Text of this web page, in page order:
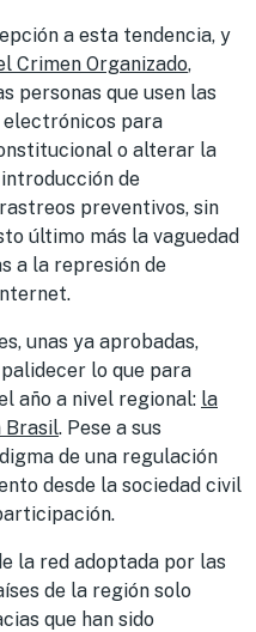
a esta tendencia, y
Crimen Organizado,
personas que usen las
electrónicos para
o alterar la
de
preventivos, sin
último más la vaguedad
a la represión de
unas ya aprobadas,
lo que para
año a nivel regional: la
Brasil. Pese a sus
de una regulación
desde la sociedad civil
la red adoptada por las
de la región solo
que han sido